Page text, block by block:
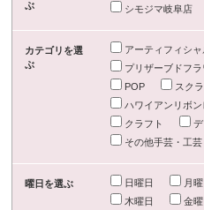
ぶ
シモジマ岐阜店
カテゴリを選
ぶ
アーティフィシ
プリザーブドフラ
POP
スク
ハワイアンリボン
クラフト
その他手芸・工芸
曜日を選ぶ 日曜日 月曜
木曜日
金曜